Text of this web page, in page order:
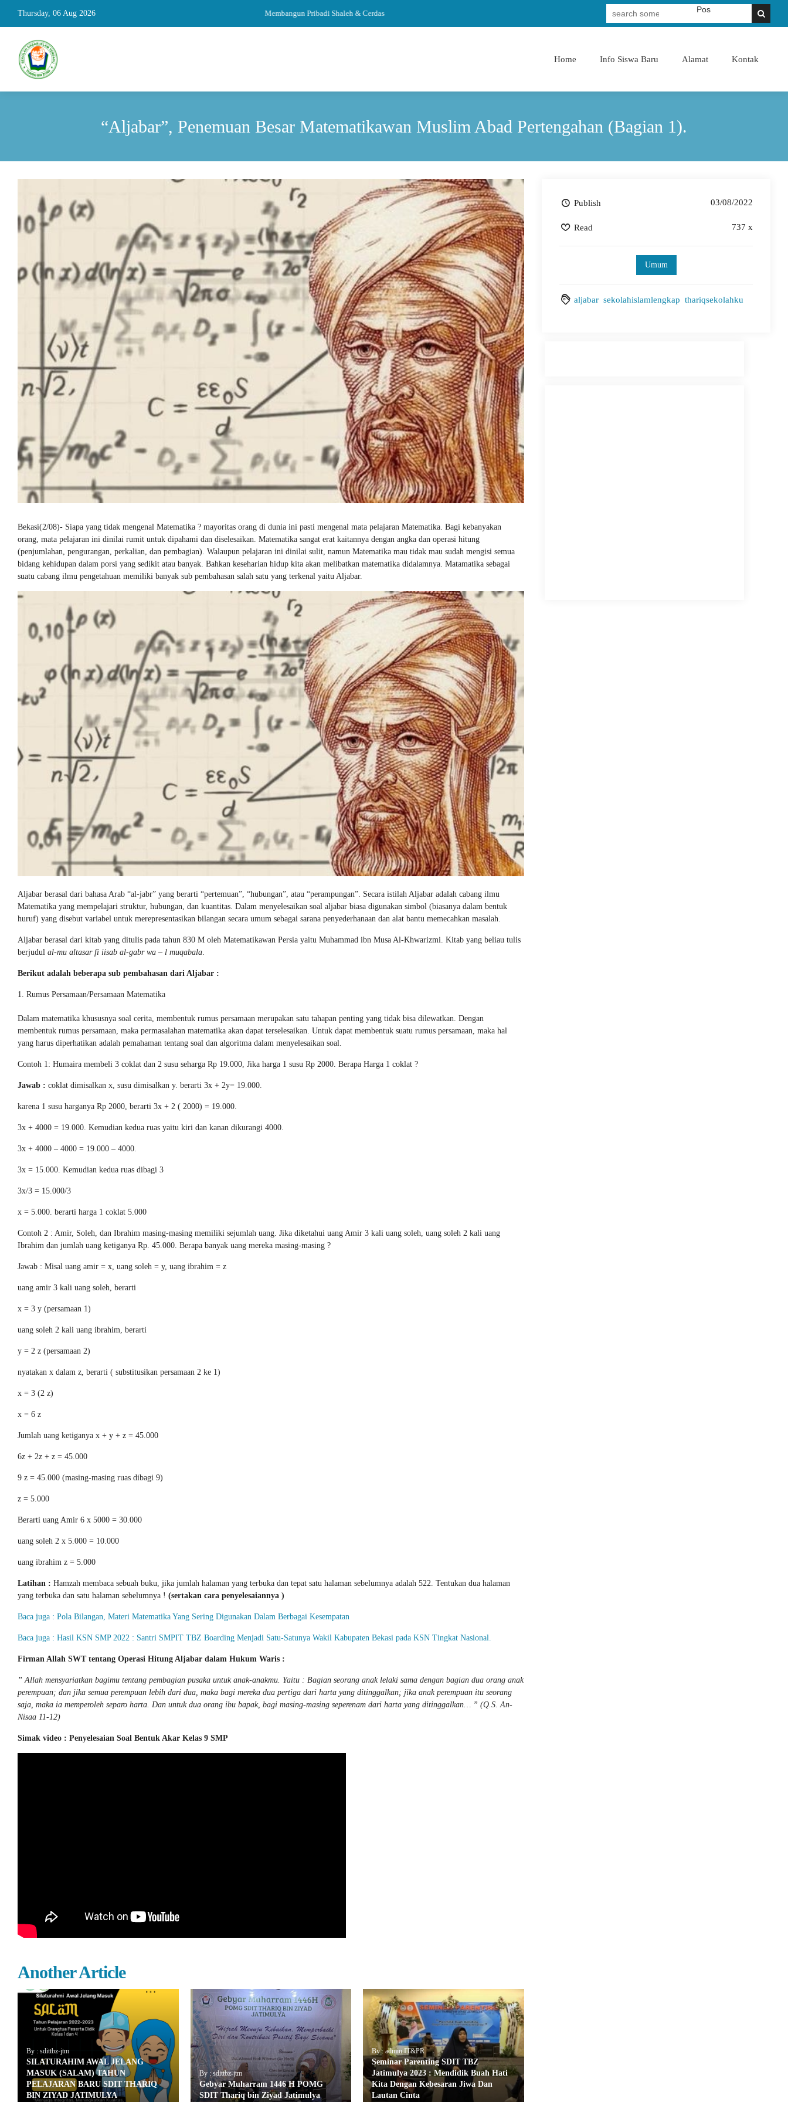
Thursday, 06 Aug 2026 Membangun Pribadi Shaleh & Cerdas
Membangun Pribadi Shaleh & Cerdas
Home Info Siswa Baru Alamat Kontak
“Aljabar”, Penemuan Besar Matematikawan Muslim Abad Pertengahan (Bagian 1).
Bekasi(2/08)- Siapa yang tidak mengenal Matematika ? mayoritas orang di dunia ini pasti mengenal mata pelajaran Matematika. Bagi kebanyakan
orang, mata pelajaran ini dinilai rumit untuk dipahami dan diselesaikan. Matematika sangat erat kaitannya dengan angka dan operasi hitung
(penjumlahan, pengurangan, perkalian, dan pembagian). Walaupun pelajaran ini dinilai sulit, namun Matematika mau tidak mau sudah mengisi semua
bidang kehidupan dalam porsi yang sedikit atau banyak. Bahkan keseharian hidup kita akan melibatkan matematika didalamnya. Matamatika sebagai
suatu cabang ilmu pengetahuan memiliki banyak sub pembahasan salah satu yang terkenal yaitu Aljabar.
Aljabar berasal dari bahasa Arab “al-jabr” yang berarti “pertemuan”, “hubungan”, atau “perampungan”. Secara istilah Aljabar adalah cabang ilmu
Matematika yang mempelajari struktur, hubungan, dan kuantitas. Dalam menyelesaikan soal aljabar biasa digunakan simbol (biasanya dalam bentuk
huruf) yang disebut variabel untuk merepresentasikan bilangan secara umum sebagai sarana penyederhanaan dan alat bantu memecahkan masalah.
Aljabar berasal dari kitab yang ditulis pada tahun 830 M oleh Matematikawan Persia yaitu Muhammad ibn Musa Al-Khwarizmi. Kitab yang beliau tulis
berjudul al-mu altasar fi iisab al-gabr wa – l muqabala.
Berikut adalah beberapa sub pembahasan dari Aljabar :
Rumus Persamaan/Persamaan Matematika
Dalam matematika khususnya soal cerita, membentuk rumus persamaan merupakan satu tahapan penting yang tidak bisa dilewatkan. Dengan
membentuk rumus persamaan, maka permasalahan matematika akan dapat terselesaikan. Untuk dapat membentuk suatu rumus persamaan, maka hal
yang harus diperhatikan adalah pemahaman tentang soal dan algoritma dalam menyelesaikan soal.
Contoh 1: Humaira membeli 3 coklat dan 2 susu seharga Rp 19.000, Jika harga 1 susu Rp 2000. Berapa Harga 1 coklat ?
Jawab : coklat dimisalkan x, susu dimisalkan y. berarti 3x + 2y= 19.000.
karena 1 susu harganya Rp 2000, berarti 3x + 2 ( 2000) = 19.000.
3x + 4000 = 19.000. Kemudian kedua ruas yaitu kiri dan kanan dikurangi 4000.
3x + 4000 – 4000 = 19.000 – 4000.
3x = 15.000. Kemudian kedua ruas dibagi 3
3x/3 = 15.000/3
x = 5.000. berarti harga 1 coklat 5.000
Contoh 2 : Amir, Soleh, dan Ibrahim masing-masing memiliki sejumlah uang. Jika diketahui uang Amir 3 kali uang soleh, uang soleh 2 kali uang
Ibrahim dan jumlah uang ketiganya Rp. 45.000. Berapa banyak uang mereka masing-masing ?
Jawab : Misal uang amir = x, uang soleh = y, uang ibrahim = z
uang amir 3 kali uang soleh, berarti
x = 3 y (persamaan 1)
uang soleh 2 kali uang ibrahim, berarti
y = 2 z (persamaan 2)
nyatakan x dalam z, berarti ( substitusikan persamaan 2 ke 1)
x = 3 (2 z)
x = 6 z
Jumlah uang ketiganya x + y + z = 45.000
6z + 2z + z = 45.000
9 z = 45.000 (masing-masing ruas dibagi 9)
z = 5.000
Berarti uang Amir 6 x 5000 = 30.000
uang soleh 2 x 5.000 = 10.000
uang ibrahim z = 5.000
Latihan : Hamzah membaca sebuah buku, jika jumlah halaman yang terbuka dan tepat satu halaman sebelumnya adalah 522. Tentukan dua halaman
yang terbuka dan satu halaman sebelumnya ! (sertakan cara penyelesaiannya )
Baca juga : Pola Bilangan, Materi Matematika Yang Sering Digunakan Dalam Berbagai Kesempatan
Baca juga : Hasil KSN SMP 2022 : Santri SMPIT TBZ Boarding Menjadi Satu-Satunya Wakil Kabupaten Bekasi pada KSN Tingkat Nasional.
Firman Allah SWT tentang Operasi Hitung Aljabar dalam Hukum Waris :
” Allah mensyariatkan bagimu tentang pembagian pusaka untuk anak-anakmu. Yaitu : Bagian seorang anak lelaki sama dengan bagian dua orang anak
perempuan; dan jika semua perempuan lebih dari dua, maka bagi mereka dua pertiga dari harta yang ditinggalkan; jika anak perempuan itu seorang
saja, maka ia memperoleh separo harta. Dan untuk dua orang ibu bapak, bagi masing-masing seperenam dari harta yang ditinggalkan… ” (Q.S. An-
Nisaa 11-12)
Simak video : Penyelesaian Soal Bentuk Akar Kelas 9 SMP
Another Article
By : sdittbz-jtm
SILATURAHIM AWAL JELANG
MASUK (SALAM) TAHUN
PELAJARAN BARU SDIT THARIQ
BIN ZIYAD JATIMULYA
By : sdittbz-jtm
Gebyar Muharram 1446 H POMG
SDIT Thariq bin Ziyad Jatimulya
By : admin IT&PR
Seminar Parenting SDIT TBZ
Jatimulya 2023 : Mendidik Buah Hati
Kita Dengan Kebesaran Jiwa Dan
Lautan Cinta
Publish 03/08/2022
Read 737 x
Umum
aljabar sekolahislamlengkap thariqsekolahku